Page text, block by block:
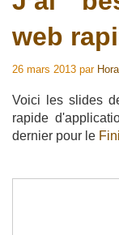
web
26 mars 2013 par
Voici les slides
rapide
dernier pour le